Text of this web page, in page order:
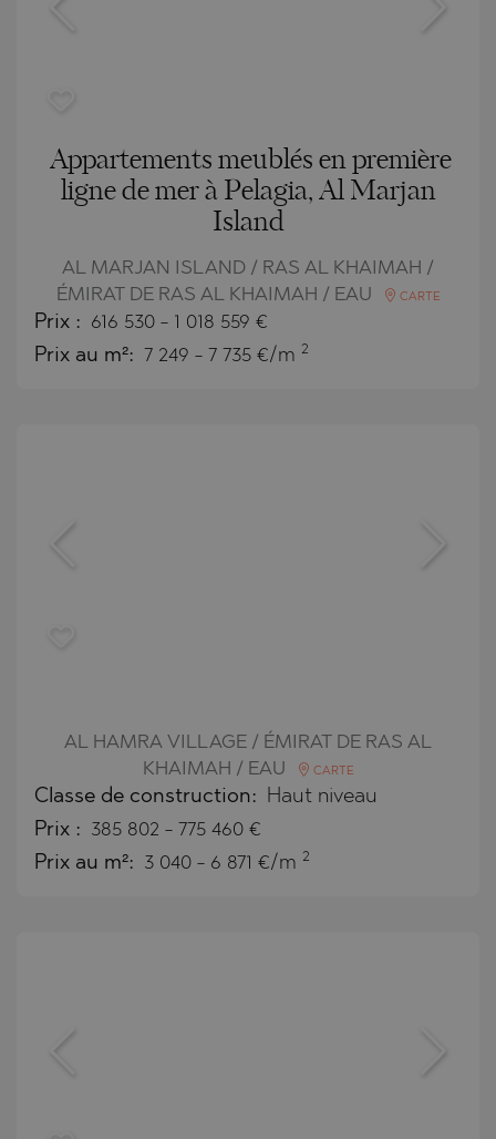
Appartements meublés en première
ligne de mer à Pelagia, Al Marjan
Island
AL MARJAN ISLAND / RAS AL KHAIMAH /
ÉMIRAT DE RAS AL KHAIMAH / EAU
CARTE
Prix : 616 530 - 1 018 559 €
Prix au m²: 7 249 - 7 735 €/m 2
AL HAMRA VILLAGE / ÉMIRAT DE RAS AL
KHAIMAH / EAU
CARTE
Classe de construction: Haut niveau
Prix : 385 802 - 775 460 €
Prix au m²: 3 040 - 6 871 €/m 2